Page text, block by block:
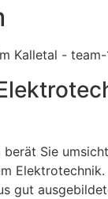
berät Sie
Elektrotechnik.
gut